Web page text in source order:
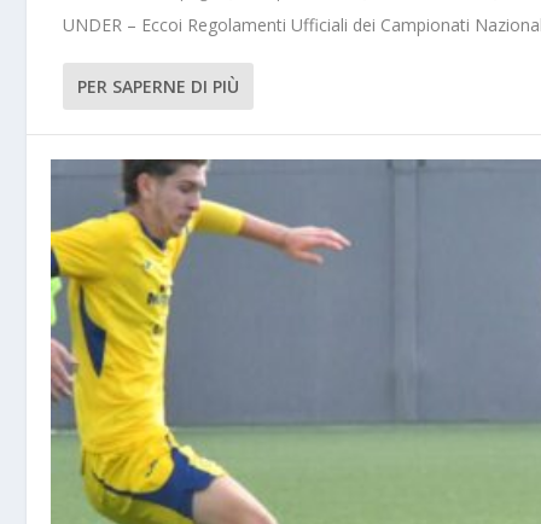
UNDER – Eccoi Regolamenti Ufficiali dei Campionati
PER SAPERNE DI PIÙ